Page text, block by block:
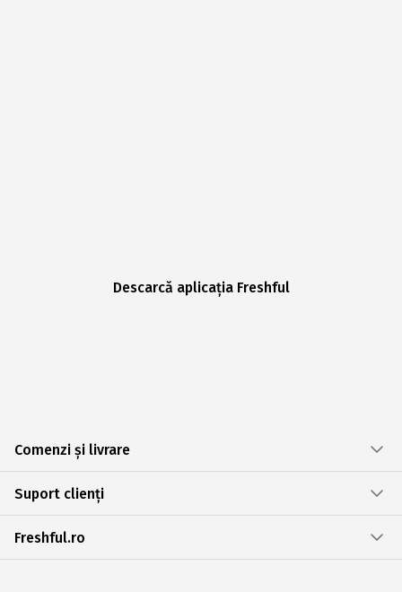
Descarcă aplicația Freshful
Comenzi și livrare
Suport clienți
Freshful.ro